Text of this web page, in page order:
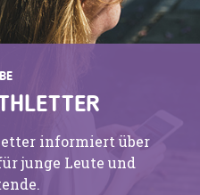
informiert über
junge Leute und